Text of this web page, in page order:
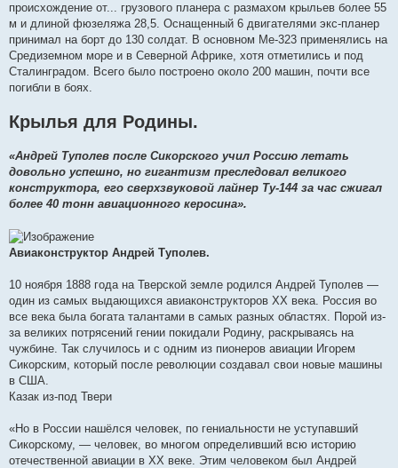
происхождение от... грузового планера с размахом крыльев более 55
м и длиной фюзеляжа 28,5. Оснащенный 6 двигателями экс-планер
принимал на борт до 130 солдат. В основном Ме-323 применялись на
Средиземном море и в Северной Африке, хотя отметились и под
Сталинградом. Всего было построено около 200 машин, почти все
погибли в боях.
Крылья для Родины.
«Андрей Туполев после Сикорского учил Россию летать
довольно успешно, но гигантизм преследовал великого
конструктора, его сверхзвуковой лайнер Ту-144 за час сжигал
более 40 тонн авиационного керосина».
Авиаконструктор Андрей Туполев.
10 ноября 1888 года на Тверской земле родился Андрей Туполев —
один из самых выдающихся авиаконструкторов XX века. Россия во
все века была богата талантами в самых разных областях. Порой из-
за великих потрясений гении покидали Родину, раскрываясь на
чужбине. Так случилось и с одним из пионеров авиации Игорем
Сикорским, который после революции создавал свои новые машины
в США.
Казак из-под Твери
«Но в России нашёлся человек, по гениальности не уступавший
Сикорскому, — человек, во многом определивший всю историю
отечественной авиации в XX веке. Этим человеком был Андрей